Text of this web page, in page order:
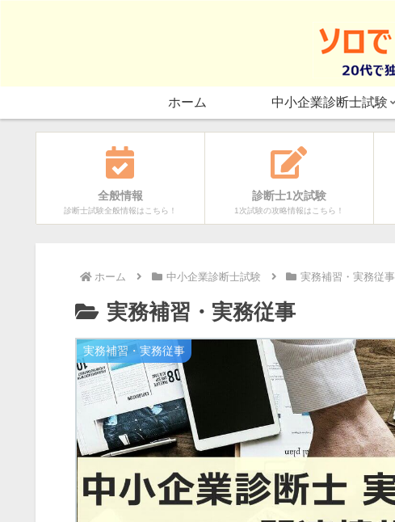
ホーム 中小企業診断士試験
全般情報
診断士試験全般情報はこちら！
診断士1次試験
1次試験の攻略情報はこちら！
ホーム 中小企業診断士試験 実務補習・実務従事
実務補習・実務従事
実務補習・実務従事